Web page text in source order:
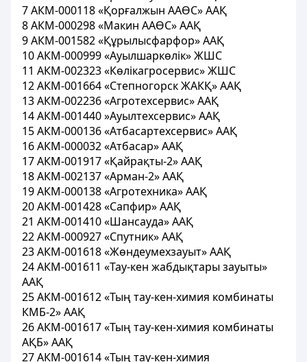
7 АКМ-000118 «Қорғалжын ААӨС» ААҚ
8 АКМ-000298 «Макин ААӨС» ААҚ
9 АКМ-001582 «Құрылысфарфор» ААҚ
10 АКМ-000999 «Ауылшаркөлік» ЖШС
11 АКМ-002323 «Көлікагросервис» ЖШС
12 АКМ-001664 «Степногорск ЖАКҚ» ААҚ
13 АКМ-002236 «Агротехсервис» ААҚ
14 АКМ-001440 »Ауылтехсервис» ААҚ
15 АКМ-000136 «Атбасартехсервис» ААҚ
16 АКМ-000032 «Атбасар» ААҚ
17 АКМ-001917 «Қайрақты-2» ААҚ
18 АКМ-002137 «Арман-2» ААҚ
19 АКМ-000138 «Агротехника» ААҚ
20 АКМ-001428 «Сапфир» ААҚ
21 АКМ-001410 «Шансауда» ААҚ
22 АКМ-000927 «Спутник» ААҚ
23 АКМ-001618 «Жөндеумехзауыт» ААҚ
24 АКМ-001611 «Тау-кен жабдықтары зауыты»
ААҚ
25 АКМ-001612 «Тың тау-кен-химия комбинаты
КМБ-2» ААҚ
26 АКМ-001617 «Тың тау-кен-химия комбинаты
АҚБ» ААҚ
27 АКМ-001614 «Тың тау-кен-химия